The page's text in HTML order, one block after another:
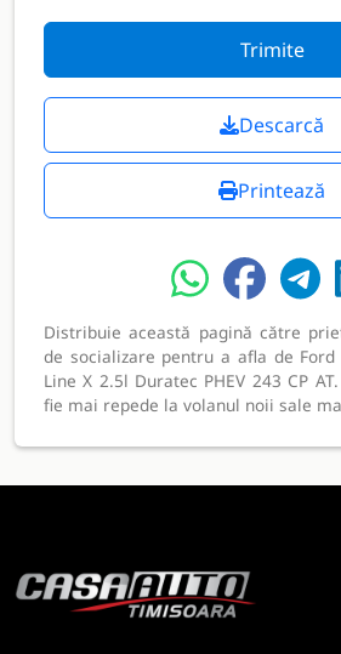
Trimite
Descarcă
Printează
Distribuie această pagină către
de socializare pentru a afla de Ford
Line X 2.5l Duratec PHEV 243 CP
fie mai repede la volanul noii sale